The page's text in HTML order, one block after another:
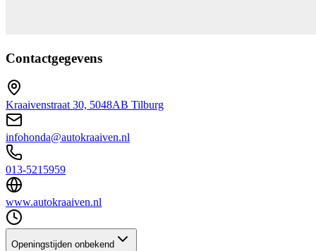
Contactgegevens
Kraaivenstraat 30, 5048AB Tilburg
infohonda@autokraaiven.nl
013-5215959
www.autokraaiven.nl
Openingstijden onbekend